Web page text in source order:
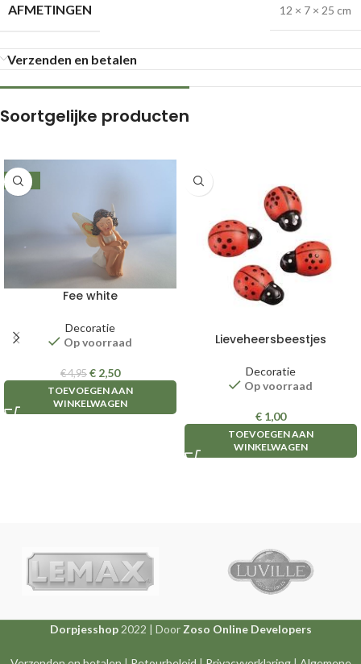
AFMETINGEN 12 × 7 × 25 cm
Verzenden en betalen
Soortgelijke producten
-49%
Fee white
Decoratie
Op voorraad
€4,95 € 2,50
TOEVOEGEN AAN
WINKELWAGEN
Lieveheersbeestjes
Decoratie
Op voorraad
€ 1,00
TOEVOEGEN AAN
WINKELWAGEN
Dorpjesshop 2022 | Door Zoso Online Developers